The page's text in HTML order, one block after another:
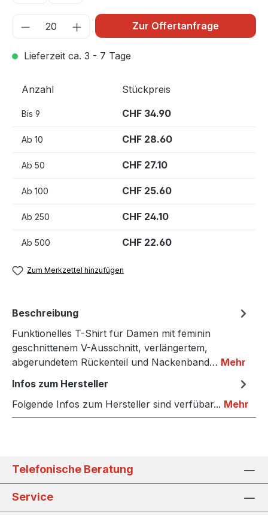
Zur Offertanfrage
Lieferzeit ca. 3 - 7 Tage
Anzahl Stückpreis
Bis 9 CHF 34.90
Ab 10 CHF 28.60
Ab 50 CHF 27.10
Ab 100 CHF 25.60
Ab 250 CHF 24.10
Ab 500 CHF 22.60
Zum Merkzettel hinzufügen
Beschreibung
Funktionelles T-Shirt für Damen mit feminin
geschnittenem V-Ausschnitt, verlängertem,
abgerundetem Rückenteil und Nackenband… Mehr
Infos zum Hersteller
Folgende Infos zum Hersteller sind verfübar... Mehr
Telefonische Beratung
Service